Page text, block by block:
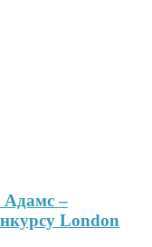
Адамс –
London